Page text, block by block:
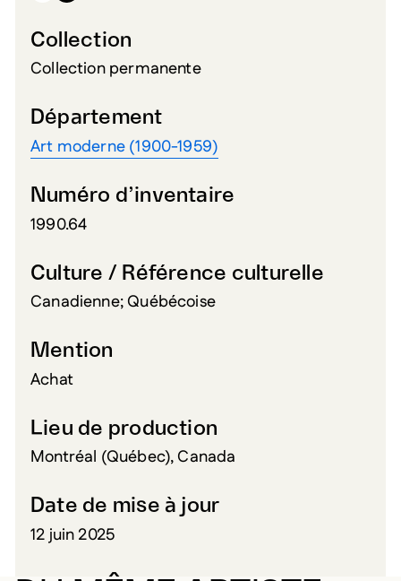
Collection
Collection permanente
Département
Art moderne (1900-1959)
Numéro d’inventaire
1990.64
Culture / Référence culturelle
Canadienne; Québécoise
Mention
Achat
Lieu de production
Montréal (Québec), Canada
Date de mise à jour
12 juin 2025